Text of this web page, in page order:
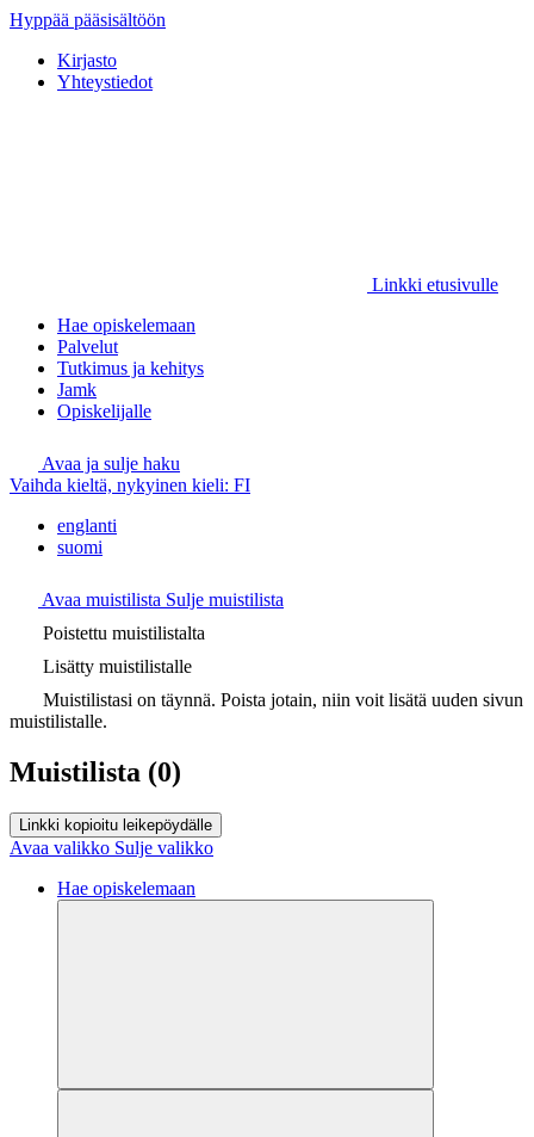
Hyppää pääsisältöön
Kirjasto
Yhteystiedot
Linkki etusivulle
Hae opiskelemaan
Palvelut
Tutkimus ja kehitys
Jamk
Opiskelijalle
Avaa ja sulje haku
Vaihda kieltä, nykyinen kieli: FI
englanti
suomi
Avaa muistilista Sulje muistilista
Poistettu muistilistalta
Lisätty muistilistalle
Muistilistasi on täynnä. Poista jotain, niin voit lisätä uuden sivun
muistilistalle.
Muistilista (0)
Linkki kopioitu leikepöydälle
Avaa valikko Sulje valikko
Hae opiskelemaan